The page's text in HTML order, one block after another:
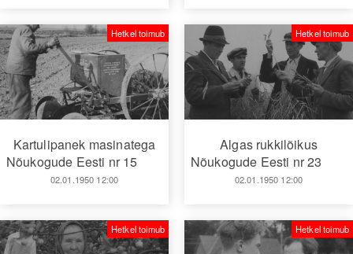
Kartulipanek masinatega
Nõukogude Eesti nr 15
02.01.1950 12:00
Hetkel toimub
Algas rukkilõikus
Nõukogude Eesti nr 23
02.01.1950 12:00
Hetkel toimub
Hetkel toimub Hetkel toimub